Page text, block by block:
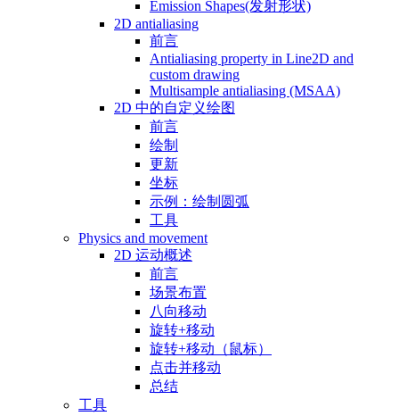
Emission Shapes(发射形状)
2D antialiasing
前言
Antialiasing property in Line2D and
custom drawing
Multisample antialiasing (MSAA)
2D 中的自定义绘图
前言
绘制
更新
坐标
示例：绘制圆弧
工具
Physics and movement
2D 运动概述
前言
场景布置
八向移动
旋转+移动
旋转+移动（鼠标）
点击并移动
总结
工具